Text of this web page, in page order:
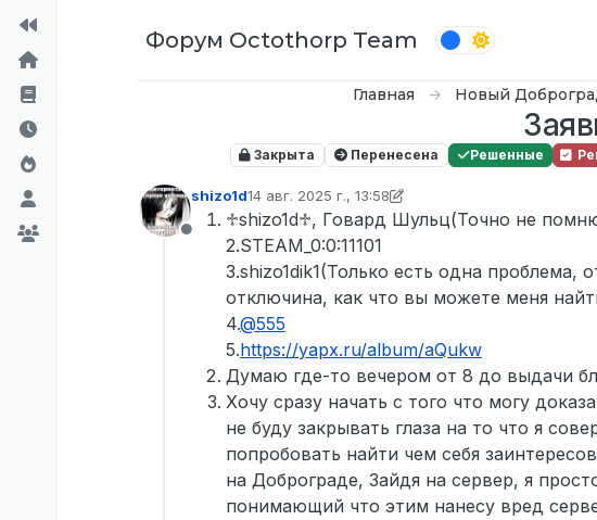
Форум Octothorp Team
Главная Новый
Закрыта Перенесена Решенные
Не в сети
shizo1d14 авг. 2025 г., 13:58
отредактировано D0n Bar0n
♱shizo1d♱, Говард Шульц(Точно не
2.STEAM_0:0:11101
3.shizo1dik1(Только есть одна проблема,
отключина, как что вы можете меня
4.@555
5.https://yapx.ru/album/aQukw
Думаю где-то вечером от 8 до выдачи
Хочу сразу начать с того что могу
не буду закрывать глаза на то что я
попробовать найти чем себя
на Доброграде, Зайдя на сервер, я
понимающий что этим нанесу вред